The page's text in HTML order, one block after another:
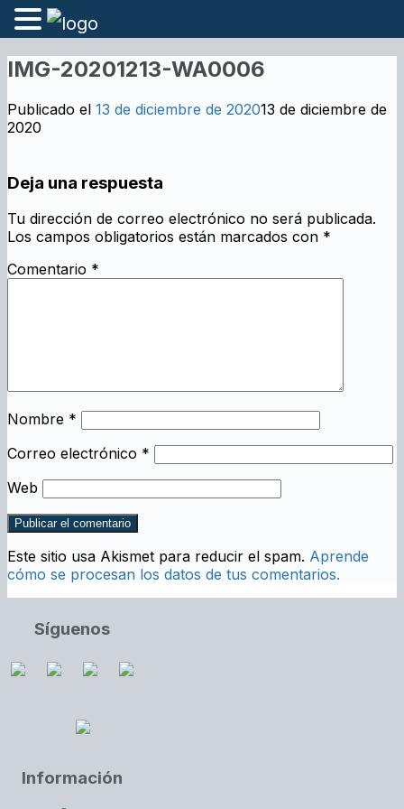
IMG-20201213-WA0006
Publicado el 13 de diciembre de 202013 de diciembre de
2020
Deja una respuesta
Tu dirección de correo electrónico no será publicada.
Los campos obligatorios están marcados con *
Comentario *
Nombre *
Correo electrónico *
Web
Este sitio usa Akismet para reducir el spam. Aprende
cómo se procesan los datos de tus comentarios.
Síguenos
Información